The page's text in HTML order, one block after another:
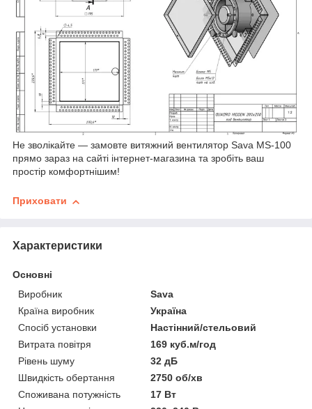
Не зволікайте — замовте витяжний вентилятор Sava MS-100
прямо зараз на сайті інтернет-магазина та зробіть ваш
простір комфортнішим!
Приховати
Характеристики
Основні
Виробник
Sava
Країна виробник
Україна
Спосіб установки
Настінний/стельовий
Витрата повітря
169 куб.м/год
Рівень шуму
32 дБ
Швидкість обертання
2750 об/хв
Споживана потужність
17 Вт